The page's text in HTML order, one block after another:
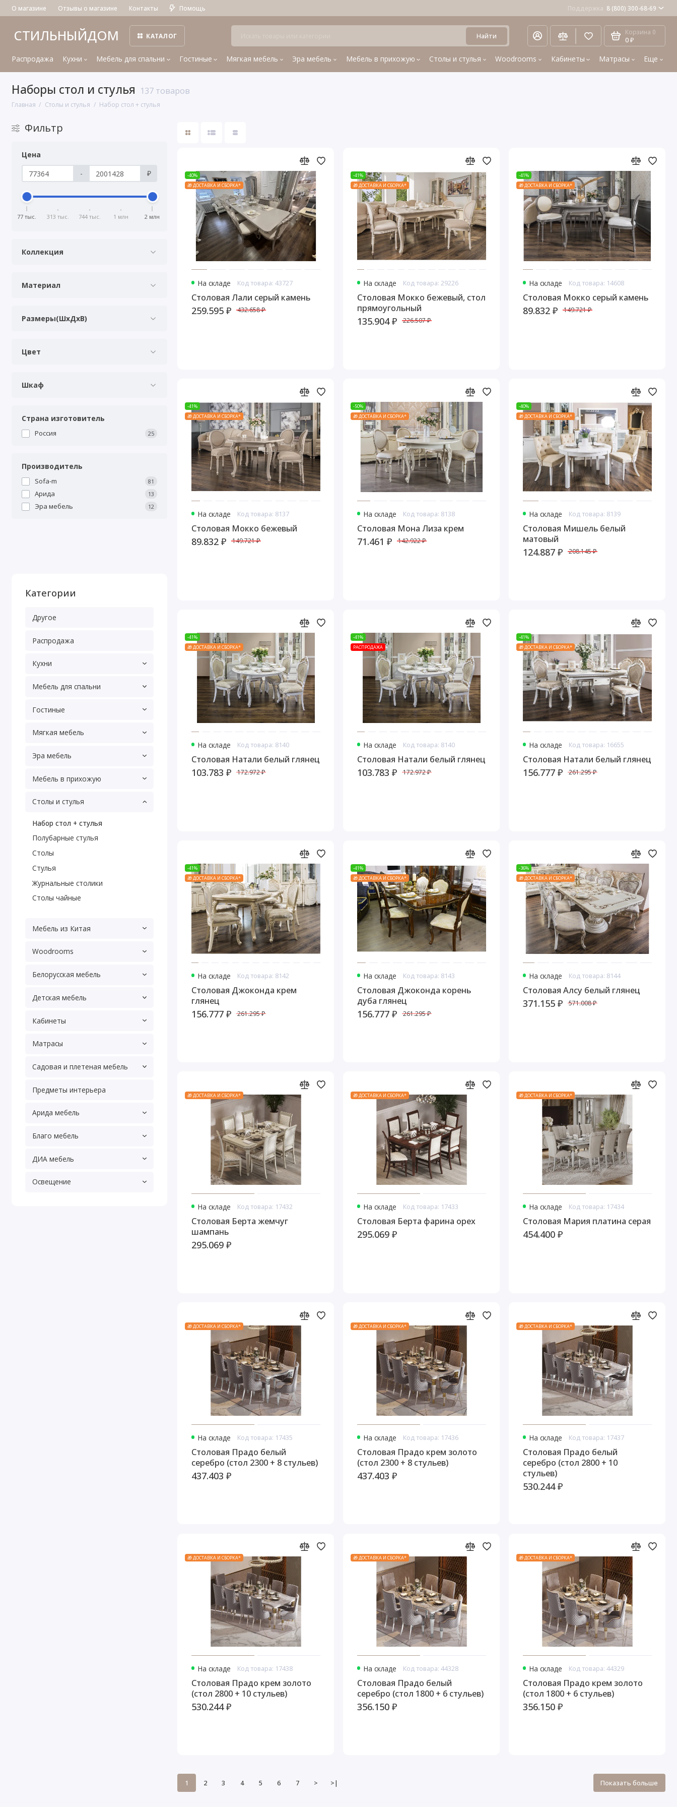
О магазине Отзывы о магазине Контакты Помощь Поддержка 8 (800) 300-68-69
СТИЛЬНЫЙДОМ КАТАЛОГ Найти Корзина 0
0 ₽
Распродажа Кухни Мебель для спальни Гостиные Мягкая мебель Эра мебель Мебель в прихожую Столы и стулья Woodrooms Кабинеты Матрасы Еще
Наборы стол и стулья 137 товаров
Главная Столы и стулья Набор стол + стулья
Фильтр
Цена
-
₽
77 тыс. 313 тыс. 744 тыс. 1 млн 2 млн
Коллекция
Материал
Размеры(ШхДхВ)
Цвет
Шкаф
Страна изготовитель
Россия 25
Производитель
Sofa-m 81
Арида 13
Эра мебель 12
Категории
Другое
Распродажа
Кухни
Мебель для спальни
Гостиные
Мягкая мебель
Эра мебель
Мебель в прихожую
Столы и стулья
Набор стол + стулья
Полубарные стулья
Столы
Стулья
Журнальные столики
Столы чайные
Мебель из Китая
Woodrooms
Белорусская мебель
Детская мебель
Кабинеты
Матрасы
Садовая и плетеная мебель
Предметы интерьера
Арида мебель
Благо мебель
ДИА мебель
Освещение
-40%
🎁 ДОСТАВКА И СБОРКА*
На складе Код товара: 43727
Столовая Лали серый камень
259.595 ₽ 432.658 ₽
-41%
🎁 ДОСТАВКА И СБОРКА*
На складе Код товара: 29226
Столовая Мокко бежевый, стол
прямоугольный
135.904 ₽ 226.507 ₽
-41%
🎁 ДОСТАВКА И СБОРКА*
На складе Код товара: 14608
Столовая Мокко серый камень
89.832 ₽ 149.721 ₽
-41%
🎁 ДОСТАВКА И СБОРКА*
На складе Код товара: 8137
Столовая Мокко бежевый
89.832 ₽ 149.721 ₽
-50%
🎁 ДОСТАВКА И СБОРКА*
На складе Код товара: 8138
Столовая Мона Лиза крем
71.461 ₽ 142.922 ₽
-40%
🎁 ДОСТАВКА И СБОРКА*
На складе Код товара: 8139
Столовая Мишель белый
матовый
124.887 ₽ 208.145 ₽
-41%
🎁 ДОСТАВКА И СБОРКА*
На складе Код товара: 8140
Столовая Натали белый глянец
103.783 ₽ 172.972 ₽
-41%
РАСПРОДАЖА
На складе Код товара: 8140
Столовая Натали белый глянец
103.783 ₽ 172.972 ₽
-41%
🎁 ДОСТАВКА И СБОРКА*
На складе Код товара: 16655
Столовая Натали белый глянец
156.777 ₽ 261.295 ₽
-41%
🎁 ДОСТАВКА И СБОРКА*
На складе Код товара: 8142
Столовая Джоконда крем
глянец
156.777 ₽ 261.295 ₽
-41%
🎁 ДОСТАВКА И СБОРКА*
На складе Код товара: 8143
Столовая Джоконда корень
дуба глянец
156.777 ₽ 261.295 ₽
-36%
🎁 ДОСТАВКА И СБОРКА*
На складе Код товара: 8144
Столовая Алсу белый глянец
371.155 ₽ 571.008 ₽
🎁 ДОСТАВКА И СБОРКА*
На складе Код товара: 17432
Столовая Берта жемчуг
шампань
295.069 ₽
🎁 ДОСТАВКА И СБОРКА*
На складе Код товара: 17433
Столовая Берта фарина орех
295.069 ₽
🎁 ДОСТАВКА И СБОРКА*
На складе Код товара: 17434
Столовая Мария платина серая
454.400 ₽
🎁 ДОСТАВКА И СБОРКА*
На складе Код товара: 17435
Столовая Прадо белый
серебро (стол 2300 + 8 стульев)
437.403 ₽
🎁 ДОСТАВКА И СБОРКА*
На складе Код товара: 17436
Столовая Прадо крем золото
(стол 2300 + 8 стульев)
437.403 ₽
🎁 ДОСТАВКА И СБОРКА*
На складе Код товара: 17437
Столовая Прадо белый
серебро (стол 2800 + 10
стульев)
530.244 ₽
🎁 ДОСТАВКА И СБОРКА*
На складе Код товара: 17438
Столовая Прадо крем золото
(стол 2800 + 10 стульев)
530.244 ₽
🎁 ДОСТАВКА И СБОРКА*
На складе Код товара: 44328
Столовая Прадо белый
серебро (стол 1800 + 6 стульев)
356.150 ₽
🎁 ДОСТАВКА И СБОРКА*
На складе Код товара: 44329
Столовая Прадо крем золото
(стол 1800 + 6 стульев)
356.150 ₽
1 2 3 4 5 6 7 > >| Показать больше